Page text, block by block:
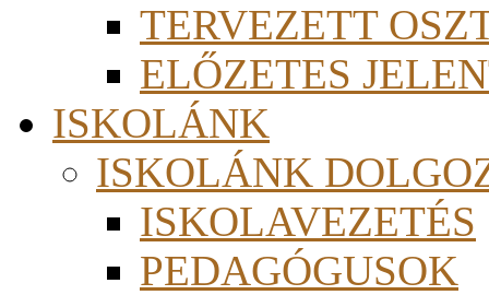
TERVEZETT
ELŐZETES
ISKOLÁNK
ISKOLÁNK
ISKOLAVEZETÉS
PEDAGÓGUSOK